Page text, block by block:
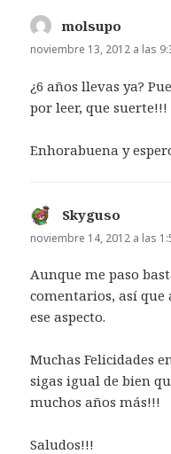
molsupo
noviembre 13, 2012 a las
¿6 años llevas ya?
por leer, que suerte!!!
Enhorabuena y
Skyguso
noviembre 14, 2012 a las
Aunque me paso
comentarios, así
ese aspecto.
Muchas Felicidades
sigas igual de bien
muchos años más!!!
Saludos!!!